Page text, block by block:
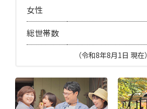
女性
総世帯数
（令和8年8月1日 現在）